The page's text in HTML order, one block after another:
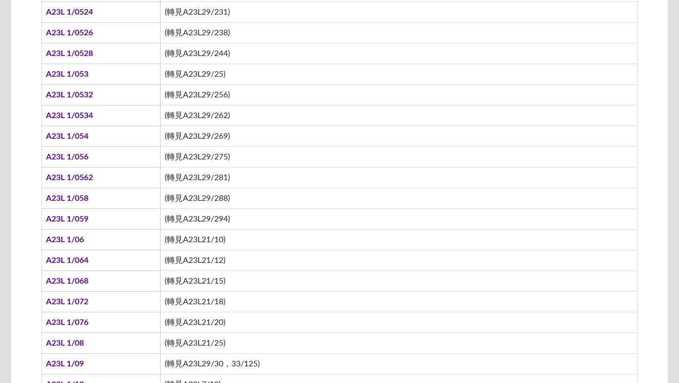
A23L 1/0524 (轉見A23L29/231)
A23L 1/0526 (轉見A23L29/238)
A23L 1/0528 (轉見A23L29/244)
A23L 1/053 (轉見A23L29/25)
A23L 1/0532 (轉見A23L29/256)
A23L 1/0534 (轉見A23L29/262)
A23L 1/054 (轉見A23L29/269)
A23L 1/056 (轉見A23L29/275)
A23L 1/0562 (轉見A23L29/281)
A23L 1/058 (轉見A23L29/288)
A23L 1/059 (轉見A23L29/294)
A23L 1/06 (轉見A23L21/10)
A23L 1/064 (轉見A23L21/12)
A23L 1/068 (轉見A23L21/15)
A23L 1/072 (轉見A23L21/18)
A23L 1/076 (轉見A23L21/20)
A23L 1/08 (轉見A23L21/25)
A23L 1/09 (轉見A23L29/30，33/125)